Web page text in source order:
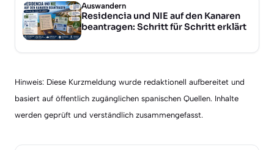
Auswandern
Residencia und NIE auf den Kanaren
beantragen: Schritt für Schritt erklärt
Hinweis: Diese Kurzmeldung wurde redaktionell aufbereitet und
basiert auf öffentlich zugänglichen spanischen Quellen. Inhalte
werden geprüft und verständlich zusammengefasst.